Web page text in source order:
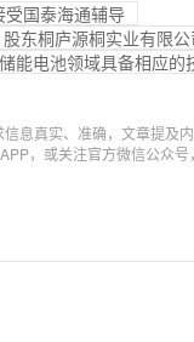
国泰海通辅导
东桐庐源桐实业有限
能电池领域具备相应
息真实、准确，文章提及
，或关注官方微信公众